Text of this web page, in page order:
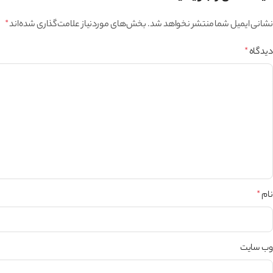
نشانی ایمیل شما منتشر نخواهد شد.بخش‌های موردنیاز علامت‌گذاری شده‌اند*
دیدگاه*
نام*
وب‌ سایت